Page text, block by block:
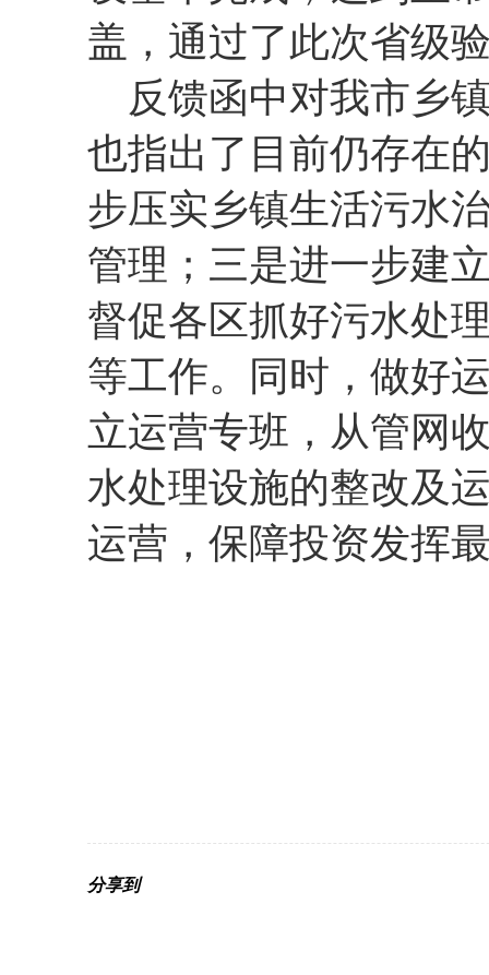
盖，通过了此次省级
反馈函中对我市乡
也指出了目前仍存在
步压实乡镇生活污水
管理；三是进一步建
督促各区抓好污水处
等工作。同时，做好
立运营专班，从管网
水处理设施的整改及
运营，保障投资发挥
分享到